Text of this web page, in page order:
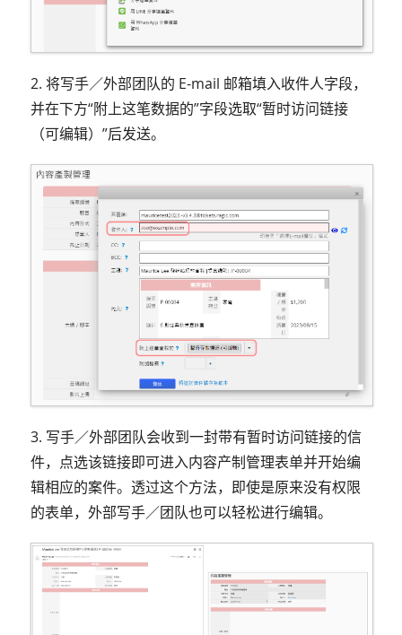
2. 将写手／外部团队的 E-mail 邮箱填入收件人字段，
并在下方“附上这笔数据的”字段选取“暂时访问链接
（可编辑）”后发送。
3. 写手／外部团队会收到一封带有暂时访问链接的信
件，点选该链接即可进入内容产制管理表单并开始编
辑相应的案件。透过这个方法，即使是原来没有权限
的表单，外部写手／团队也可以轻松进行编辑。